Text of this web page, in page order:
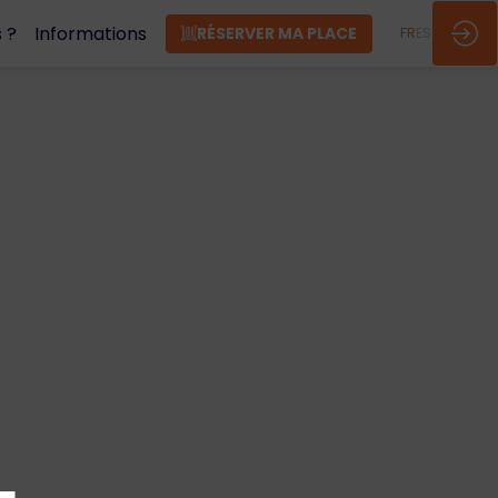
? Informations RÉSERVER MA PLACE FR